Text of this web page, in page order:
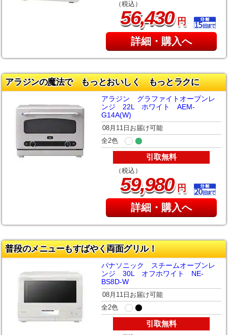
（税込）
56,430円
詳細・購入へ
アラジンの魔法で もっとおいしく もっとラクに
アラジン グラファイトオーブンレ
ンジ 22L ホワイト AEM-
G14A(W)
08月11日お届け可能
全2色
引取無料
（税込）
59,980円
詳細・購入へ
普段のメニューもすばやく両面グリル！
パナソニック スチームオーブンレ
ンジ 30L オフホワイト NE-
BS8D-W
08月11日お届け可能
全2色
引取無料